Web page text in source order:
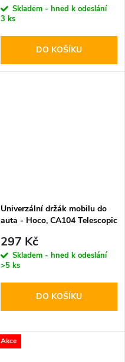
Skladem - hned k odeslání
3 ks
DO KOŠÍKU
Univerzální držák mobilu do
auta - Hoco, CA104 Telescopic
297 Kč
Skladem - hned k odeslání
>5 ks
DO KOŠÍKU
Akce